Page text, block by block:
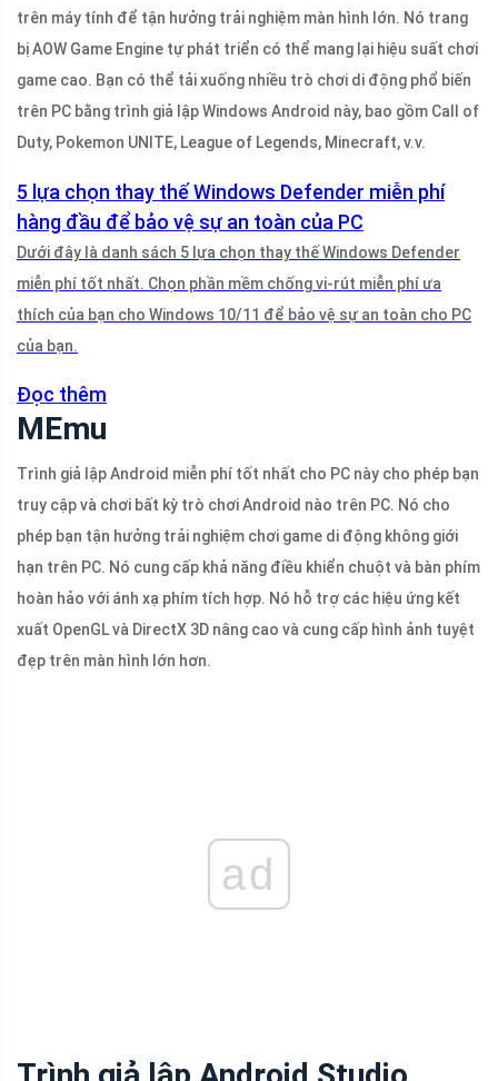
trên máy tính để tận hưởng trải nghiệm màn hình lớn. Nó trang
bị AOW Game Engine tự phát triển có thể mang lại hiệu suất chơi
game cao. Bạn có thể tải xuống nhiều trò chơi di động phổ biến
trên PC bằng trình giả lập Windows Android này, bao gồm Call of
Duty, Pokemon UNITE, League of Legends, Minecraft, v.v.
5 lựa chọn thay thế Windows Defender miễn phí
hàng đầu để bảo vệ sự an toàn của PC
Dưới đây là danh sách 5 lựa chọn thay thế Windows Defender
miễn phí tốt nhất. Chọn phần mềm chống vi-rút miễn phí ưa
thích của bạn cho Windows 10/11 để bảo vệ sự an toàn cho PC
của bạn.
Đọc thêm
MEmu
Trình giả lập Android miễn phí tốt nhất cho PC này cho phép bạn
truy cập và chơi bất kỳ trò chơi Android nào trên PC. Nó cho
phép bạn tận hưởng trải nghiệm chơi game di động không giới
hạn trên PC. Nó cung cấp khả năng điều khiển chuột và bàn phím
hoàn hảo với ánh xạ phím tích hợp. Nó hỗ trợ các hiệu ứng kết
xuất OpenGL và DirectX 3D nâng cao và cung cấp hình ảnh tuyệt
đẹp trên màn hình lớn hơn.
ad